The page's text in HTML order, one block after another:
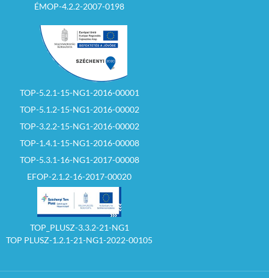
ÉMOP-4.2.2-2007-0198
TOP-5.2.1-15-NG1-2016-00001
TOP-5.1.2-15-NG1-2016-00002
TOP-3.2.2-15-NG1-2016-00002
TOP-1.4.1-15-NG1-2016-00008
TOP-5.3.1-16-NG1-2017-00008
EFOP-2.1.2-16-2017-00020
TOP_PLUSZ-3.3.2-21-NG1
TOP PLUSZ-1.2.1-21-NG1-2022-00105